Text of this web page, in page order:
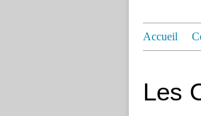
Accueil
Les